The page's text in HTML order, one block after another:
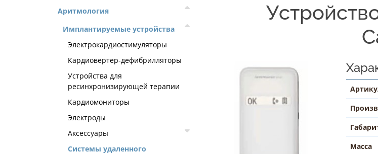
Аритмология
Имплантируемые устройства
Электрокардиостимуляторы
Кардиовертер-дефибрилляторы
Устройства для
ресинхронизирующей терапии
Кардиомониторы
Электроды
Аксессуары
Системы удаленного
Масса